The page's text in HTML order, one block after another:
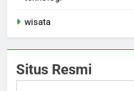
wisata
Situs Resmi